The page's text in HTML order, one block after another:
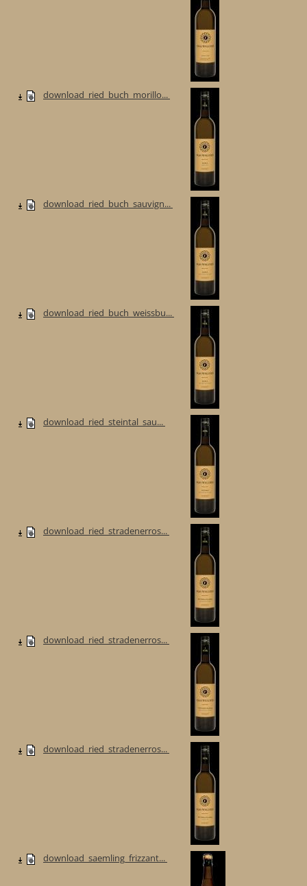
download_ried_buch_morillo...
download_ried_buch_sauvign...
download_ried_buch_weissbu...
download_ried_steintal_sau...
download_ried_stradenerros...
download_ried_stradenerros...
download_ried_stradenerros...
download_saemling_frizzant...